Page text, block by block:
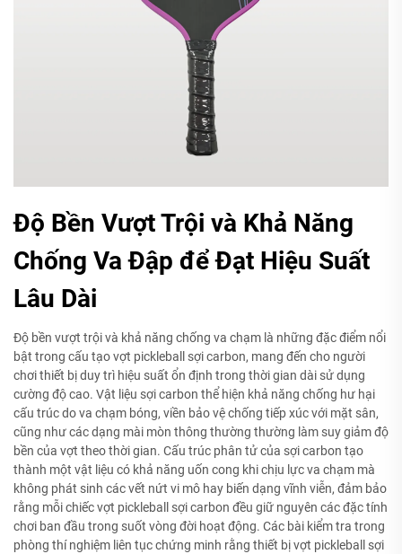
Độ Bền Vượt Trội và Khả Năng
Chống Va Đập để Đạt Hiệu Suất
Lâu Dài
Độ bền vượt trội và khả năng chống va chạm là những đặc điểm nổi
bật trong cấu tạo vợt pickleball sợi carbon, mang đến cho người
chơi thiết bị duy trì hiệu suất ổn định trong thời gian dài sử dụng
cường độ cao. Vật liệu sợi carbon thể hiện khả năng chống hư hại
cấu trúc do va chạm bóng, viền bảo vệ chống tiếp xúc với mặt sân,
cũng như các dạng mài mòn thông thường thường làm suy giảm độ
bền của vợt theo thời gian. Cấu trúc phân tử của sợi carbon tạo
thành một vật liệu có khả năng uốn cong khi chịu lực va chạm mà
không phát sinh các vết nứt vi mô hay biến dạng vĩnh viễn, đảm bảo
rằng mỗi chiếc vợt pickleball sợi carbon đều giữ nguyên các đặc tính
chơi ban đầu trong suốt vòng đời hoạt động. Các bài kiểm tra trong
phòng thí nghiệm liên tục chứng minh rằng thiết bị vợt pickleball sợi